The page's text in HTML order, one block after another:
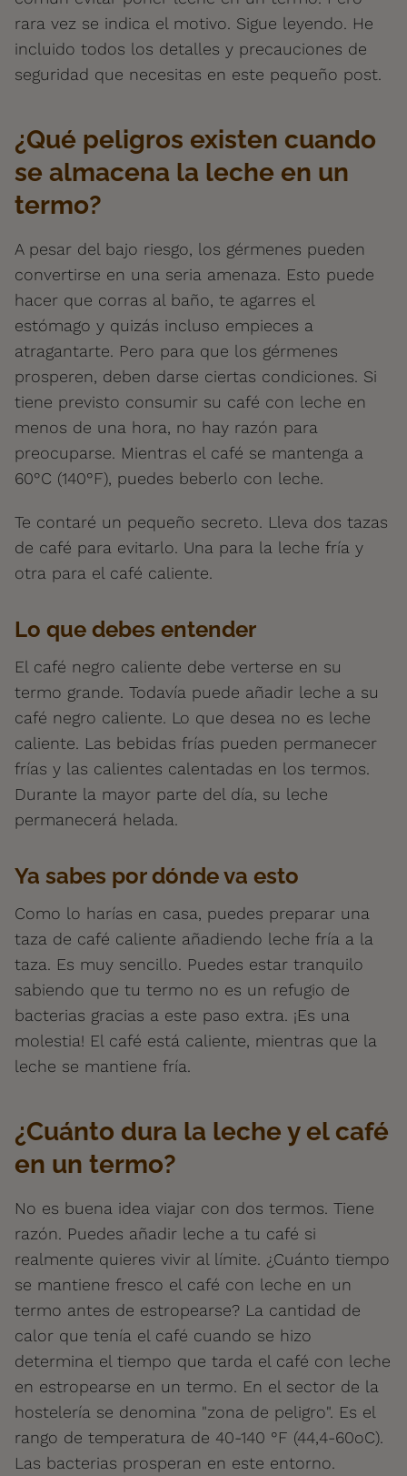
rara vez se indica el motivo. Sigue leyendo. He
incluido todos los detalles y precauciones de
seguridad que necesitas en este pequeño post.
¿Qué peligros existen cuando
se almacena la leche en un
termo?
A pesar del bajo riesgo, los gérmenes pueden
convertirse en una seria amenaza. Esto puede
hacer que corras al baño, te agarres el
estómago y quizás incluso empieces a
atragantarte. Pero para que los gérmenes
prosperen, deben darse ciertas condiciones. Si
tiene previsto consumir su café con leche en
menos de una hora, no hay razón para
preocuparse. Mientras el café se mantenga a
60°C (140°F), puedes beberlo con leche.
Te contaré un pequeño secreto. Lleva dos tazas
de café para evitarlo. Una para la leche fría y
otra para el café caliente.
Lo que debes entender
El café negro caliente debe verterse en su
termo grande. Todavía puede añadir leche a su
café negro caliente. Lo que desea no es leche
caliente. Las bebidas frías pueden permanecer
frías y las calientes calentadas en los termos.
Durante la mayor parte del día, su leche
permanecerá helada.
Ya sabes por dónde va esto
Como lo harías en casa, puedes preparar una
taza de café caliente añadiendo leche fría a la
taza. Es muy sencillo. Puedes estar tranquilo
sabiendo que tu termo no es un refugio de
bacterias gracias a este paso extra. ¡Es una
molestia! El café está caliente, mientras que la
leche se mantiene fría.
¿Cuánto dura la leche y el café
en un termo?
No es buena idea viajar con dos termos. Tiene
razón. Puedes añadir leche a tu café si
realmente quieres vivir al límite. ¿Cuánto tiempo
se mantiene fresco el café con leche en un
termo antes de estropearse? La cantidad de
calor que tenía el café cuando se hizo
determina el tiempo que tarda el café con leche
en estropearse en un termo. En el sector de la
hostelería se denomina "zona de peligro". Es el
rango de temperatura de 40-140 °F (44,4-60oC).
Las bacterias prosperan en este entorno.